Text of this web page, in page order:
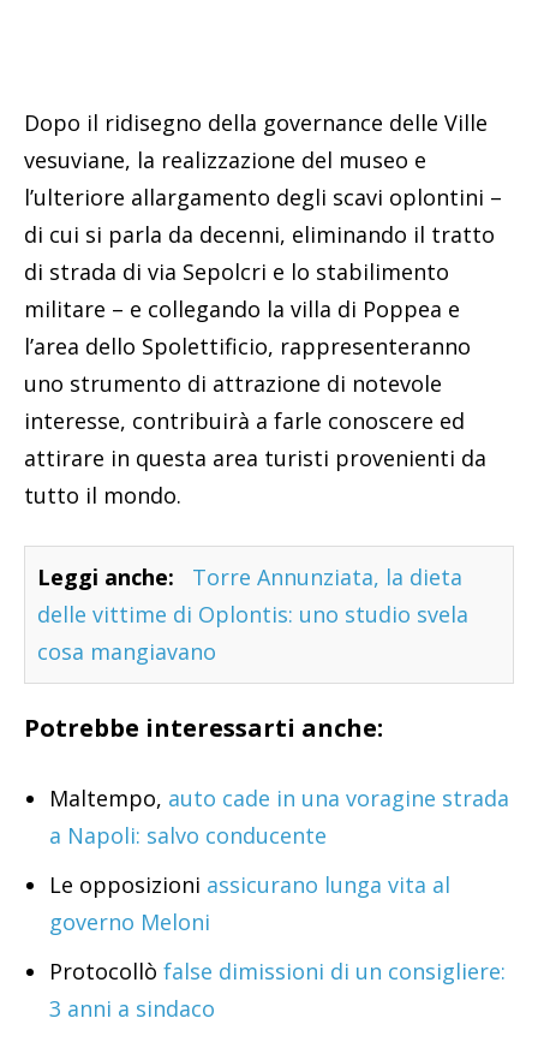
Dopo il ridisegno della governance delle Ville
vesuviane, la realizzazione del museo e
l’ulteriore allargamento degli scavi oplontini –
di cui si parla da decenni, eliminando il tratto
di strada di via Sepolcri e lo stabilimento
militare – e collegando la villa di Poppea e
l’area dello Spolettificio, rappresenteranno
uno strumento di attrazione di notevole
interesse, contribuirà a farle conoscere ed
attirare in questa area turisti provenienti da
tutto il mondo.
Leggi anche:
Torre Annunziata, la dieta
delle vittime di Oplontis: uno studio svela
cosa mangiavano
Potrebbe interessarti anche:
Maltempo, auto cade in una voragine strada
a Napoli: salvo conducente
Le opposizioni assicurano lunga vita al
governo Meloni
Protocollò false dimissioni di un consigliere:
3 anni a sindaco